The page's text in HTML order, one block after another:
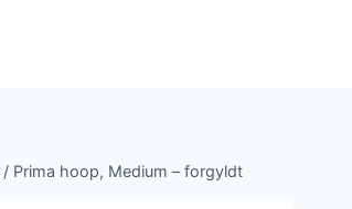
/ Prima hoop, Medium – forgyldt